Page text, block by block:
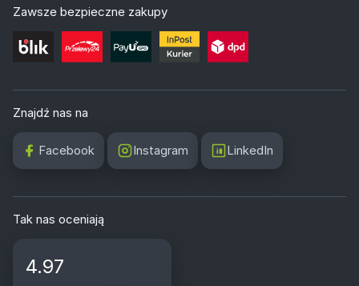
Zawsze bezpieczne zakupy
Znajdź nas na
Facebook Instagram LinkedIn
Tak nas oceniają
4.97